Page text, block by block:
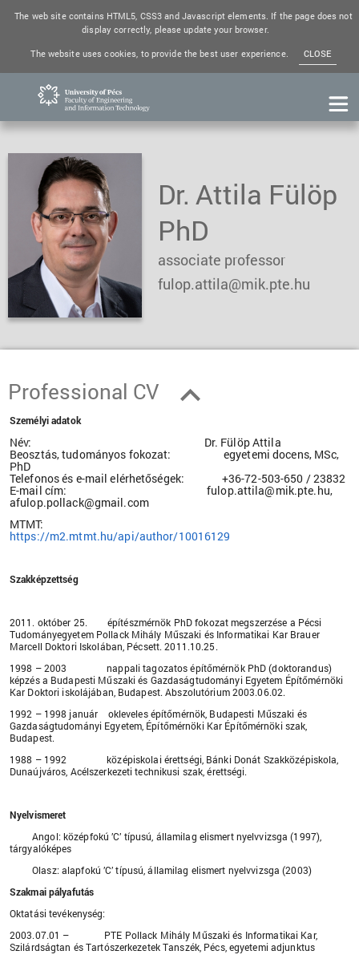
The web site contains HTML5, CSS3 and Javascript elements. If the page does not
display correctly, please update your browser.
The website uses cookies, to provide the best user experience.
CLOSE
Dr. Attila Fülöp
PhD
associate professor
fulop.attila@mik.pte.hu
Professional CV
Személyi adatok
Név: Dr. Fülöp Attila
Beosztás, tudományos fokozat: egyetemi docens, MSc,
PhD
Telefonos és e-mail elérhetőségek: +36-72-503-650 / 23832
E-mail cím: fulop.attila@mik.pte.hu,
afulop.pollack@gmail.com
MTMT:
https://m2.mtmt.hu/api/author/10016129
Szakképzettség
2011. október 25. építészmérnök PhD fokozat megszerzése a Pécsi
Tudományegyetem Pollack Mihály Műszaki és Informatikai Kar Brauer
Marcell Doktori Iskolában, Pécsett. 2011.10.25.
1998 – 2003 nappali tagozatos építőmérnök PhD (doktorandus)
képzés a Budapesti Műszaki és Gazdaságtudományi Egyetem Építőmérnöki
Kar Doktori iskolájában, Budapest. Abszolutórium 2003.06.02.
1992 – 1998 január okleveles építőmérnök, Budapesti Műszaki és
Gazdaságtudományi Egyetem, Építőmérnöki Kar Építőmérnöki szak,
Budapest.
1988 – 1992 középiskolai érettségi, Bánki Donát Szakközépiskola,
Dunaújváros, Acélszerkezeti technikusi szak, érettségi.
Nyelvismeret
Angol: középfokú ’C’ típusú, államilag elismert nyelvvizsga (1997),
tárgyalóképes
Olasz: alapfokú ’C’ típusú, államilag elismert nyelvvizsga (2003)
Szakmai pályafutás
Oktatási tevékenység:
2003.07.01 – PTE Pollack Mihály Műszaki és Informatikai Kar,
Szilárdságtan és Tartószerkezetek Tanszék, Pécs, egyetemi adjunktus